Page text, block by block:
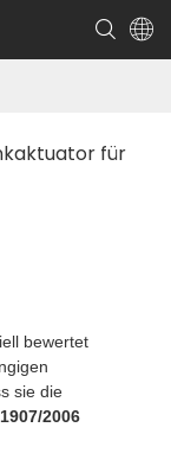
für
bewertet
sie die
2006